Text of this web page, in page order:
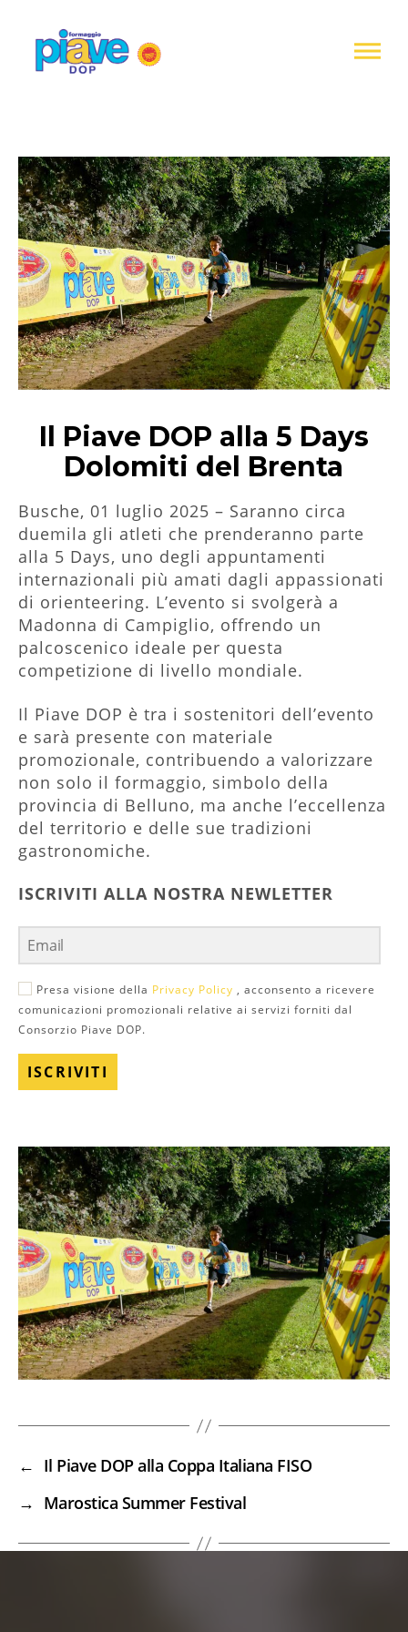
Il Piave DOP alla 5 Days
Dolomiti del Brenta
Busche, 01 luglio 2025 – Saranno circa
duemila gli atleti che prenderanno parte
alla 5 Days, uno degli appuntamenti
internazionali più amati dagli appassionati
di orienteering. L’evento si svolgerà a
Madonna di Campiglio, offrendo un
palcoscenico ideale per questa
competizione di livello mondiale.
Il Piave DOP è tra i sostenitori dell’evento
e sarà presente con materiale
promozionale, contribuendo a valorizzare
non solo il formaggio, simbolo della
provincia di Belluno, ma anche l’eccellenza
del territorio e delle sue tradizioni
gastronomiche.
ISCRIVITI ALLA NOSTRA NEWLETTER
Presa visione della Privacy Policy , acconsento a ricevere
comunicazioni promozionali relative ai servizi forniti dal
Consorzio Piave DOP.
ISCRIVITI
← Il Piave DOP alla Coppa Italiana FISO
→ Marostica Summer Festival
raccolta